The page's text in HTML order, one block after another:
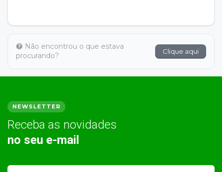
Não encontrou o que estava
procurando?
Clique aqui
NEWSLETTER
Receba as novidades
no seu e-mail